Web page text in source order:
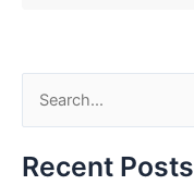
a
Recent Posts